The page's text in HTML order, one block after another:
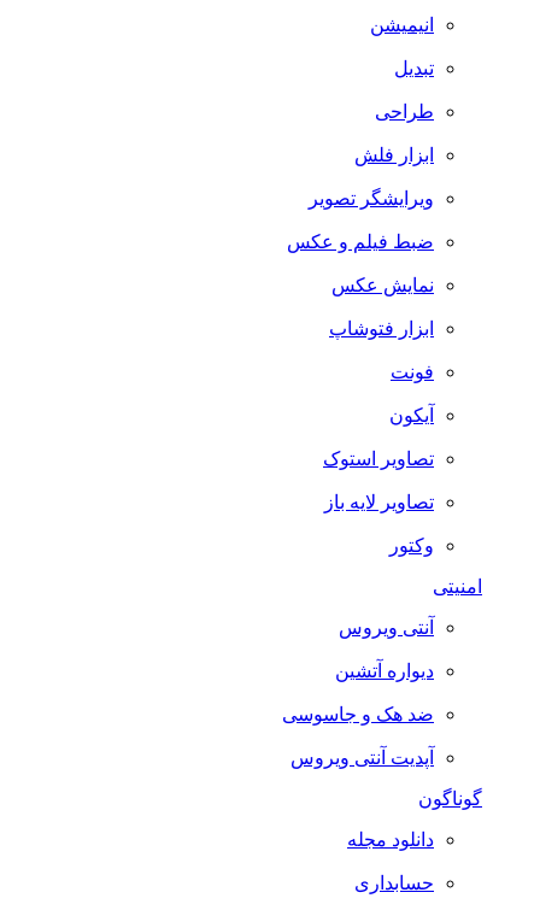
انیمیشن
تبدیل
طراحی
ابزار فلش
ویرایشگر تصویر
ضبط فيلم و عكس
نمایش عکس
ابزار فتوشاپ
فونت
آیکون
تصاویر استوک
تصاویر لایه باز
وکتور
امنیتی
آنتی ویروس
دیواره آتشین
ضد هک و جاسوسی
آپدیت آنتی ویروس
گوناگون
دانلود مجله
حسابداری